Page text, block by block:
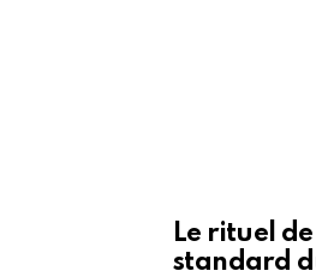
Le rituel
standard